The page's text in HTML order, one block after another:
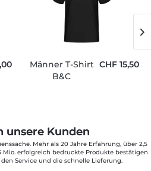
Männer T-Shirt
B&C
CHF 15,50
unsere Kunden
erfolgreich bedruckte Produkte bestätigen
Service und die schnelle Lieferung.